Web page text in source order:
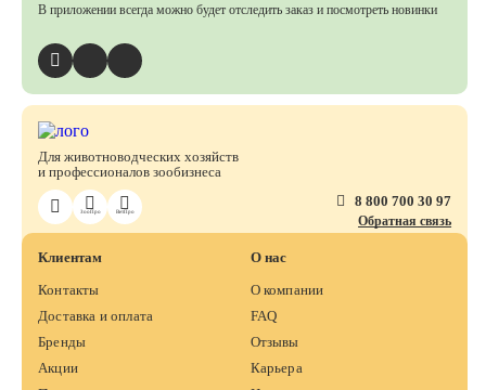
ЗооПро ВетПро
Для животноводческих хозяйств
и профессионалов зообизнеса
8 800 700 30 97
Обратная связь
Клиентам
Контакты
Доставка и оплата
Бренды
Акции
О нас
О компании
FAQ
Отзывы
Карьера
В приложении всегда можно будет отследить заказ и посмотреть новинки